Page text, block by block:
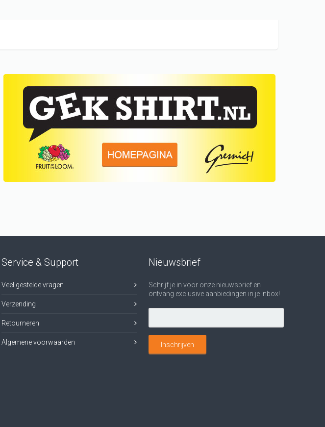
Service & Support
Veel gestelde vragen
Verzending
Retourneren
Algemene voorwaarden
Nieuwsbrief
Schrijf je in voor onze nieuwsbrief en
ontvang exclusive aanbiedingen in je inbox!
Inschrijven